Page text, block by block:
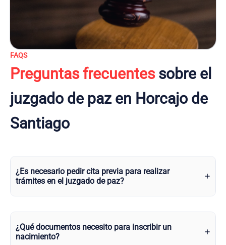
FAQS
Preguntas frecuentessobre el
juzgado de paz en Horcajo de
Santiago
¿Es necesario pedir cita previa para realizar
trámites en el juzgado de paz?
¿Qué documentos necesito para inscribir un
nacimiento?